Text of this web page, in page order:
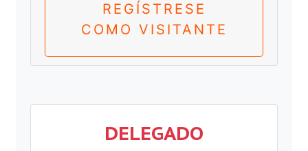
REGÍSTRESE
COMO VISITANTE
DELEGADO